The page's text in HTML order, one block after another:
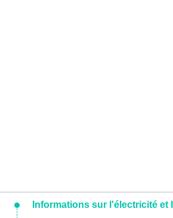
Informations sur l'électricité et